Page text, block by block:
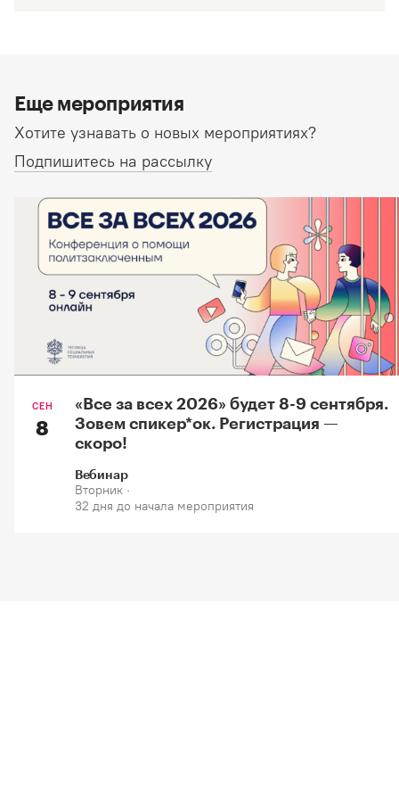
Еще мероприятия
Хотите узнавать о новых мероприятиях?
Подпишитесь на рассылку
СЕН
8
«Все за всех 2026» будет 8-9 сентября.
Зовем спикер*oк. Регистрация —
скоро!
Вебинар
Вторник ·
32 дня до начала мероприятия